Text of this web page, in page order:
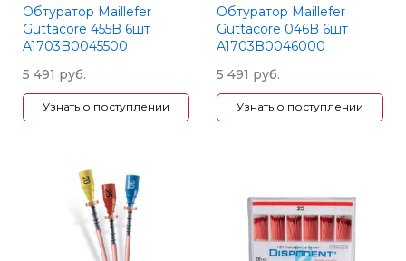
Обтуратор Maillefer
Guttacore 455B 6шт
A1703B0045500
5 491 руб.
Узнать о поступлении
Обтуратор Maillefer
Guttacore 046B 6шт
A1703B0046000
5 491 руб.
Узнать о поступлении